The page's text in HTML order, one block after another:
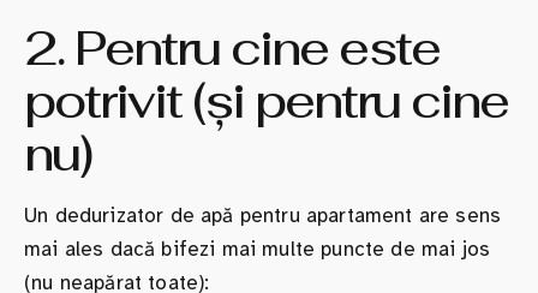
2. Pentru cine este
potrivit (și pentru cine
nu)
Un dedurizator de apă pentru apartament are sens
mai ales dacă bifezi mai multe puncte de mai jos
(nu neapărat toate):